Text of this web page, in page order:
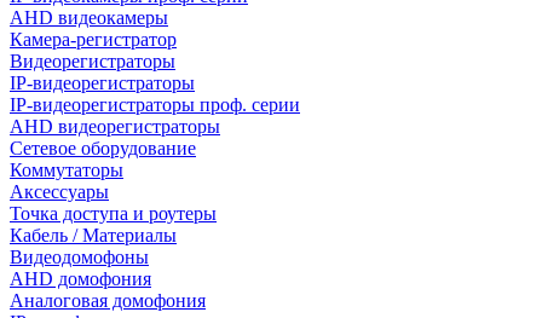
AHD видеокамеры
Камера-регистратор
Видеорегистраторы
IP-видеорегистраторы
IP-видеорегистраторы проф. серии
AHD видеорегистраторы
Сетевое оборудование
Коммутаторы
Аксессуары
Точка доступа и роутеры
Кабель / Материалы
Видеодомофоны
AHD домофония
Аналоговая домофония